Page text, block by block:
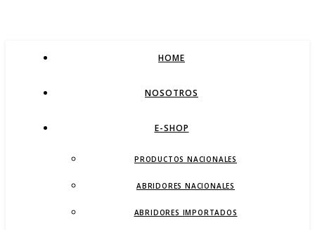
HOME
NOSOTROS
E-SHOP
PRODUCTOS NACIONALES
ABRIDORES NACIONALES
ABRIDORES IMPORTADOS